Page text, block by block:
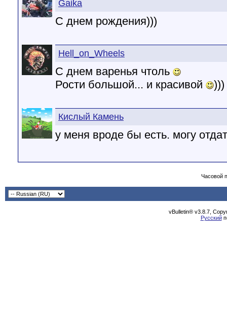
Gaika
С днем рождения)))
Hell_on_Wheels
С днем варенья чтоль
Рости большой... и красивой
)))
Кислый Камень
у меня вроде бы есть. могу
Часовой
vBulletin® v3.8.7,
Русский